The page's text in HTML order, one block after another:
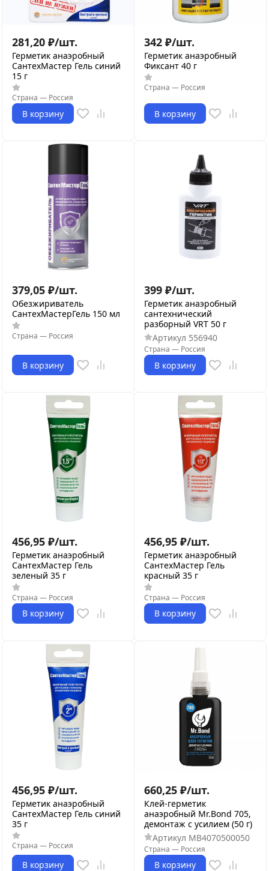
281,20 ₽/шт.
Герметик анаэробный
СантехМастер Гель синий
15 г
Страна — Россия
В корзину
342 ₽/шт.
Герметик анаэробный
Фиксант 40 г
Страна — Россия
В корзину
379,05 ₽/шт.
Обезжириватель
СантехМастерГель 150 мл
Страна — Россия
В корзину
399 ₽/шт.
Герметик анаэробный
сантехнический
разборный VRT 50 г
Артикул 556940
Страна — Россия
В корзину
456,95 ₽/шт.
Герметик анаэробный
СантехМастер Гель
зеленый 35 г
Страна — Россия
В корзину
456,95 ₽/шт.
Герметик анаэробный
СантехМастер Гель
красный 35 г
Страна — Россия
В корзину
456,95 ₽/шт.
Герметик анаэробный
СантехМастер Гель синий
35 г
Страна — Россия
В корзину
660,25 ₽/шт.
Клей-герметик
анаэробный Mr.Bond 705,
демонтаж с усилием (50 г)
Артикул MB4070500050
Страна — Россия
В корзину